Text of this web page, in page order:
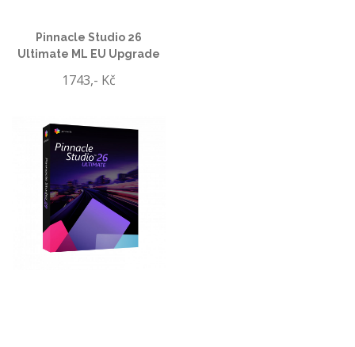
Pinnacle Studio 26
Ultimate ML EU Upgrade
1743,- Kč